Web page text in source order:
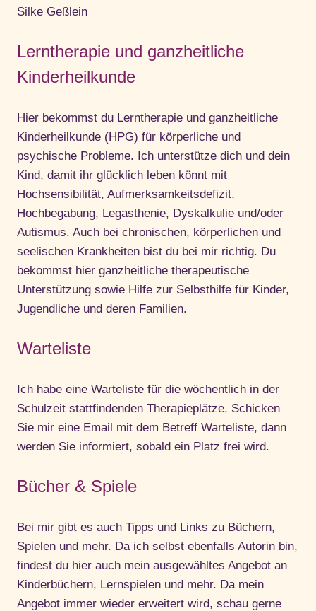
Silke Geßlein
Lerntherapie und ganzheitliche
Kinderheilkunde
Hier bekommst du Lerntherapie und ganzheitliche
Kinderheilkunde (HPG) für körperliche und
psychische Probleme. Ich unterstütze dich und dein
Kind, damit ihr glücklich leben könnt mit
Hochsensibilität, Aufmerksamkeitsdefizit,
Hochbegabung, Legasthenie, Dyskalkulie und/oder
Autismus. Auch bei chronischen, körperlichen und
seelischen Krankheiten bist du bei mir richtig. Du
bekommst hier ganzheitliche therapeutische
Unterstützung sowie Hilfe zur Selbsthilfe für Kinder,
Jugendliche und deren Familien.
Warteliste
Ich habe eine Warteliste für die wöchentlich in der
Schulzeit stattfindenden Therapieplätze. Schicken
Sie mir eine Email mit dem Betreff Warteliste, dann
werden Sie informiert, sobald ein Platz frei wird.
Bücher & Spiele
Bei mir gibt es auch Tipps und Links zu Büchern,
Spielen und mehr. Da ich selbst ebenfalls Autorin bin,
findest du hier auch mein ausgewähltes Angebot an
Kinderbüchern, Lernspielen und mehr. Da mein
Angebot immer wieder erweitert wird, schau gerne